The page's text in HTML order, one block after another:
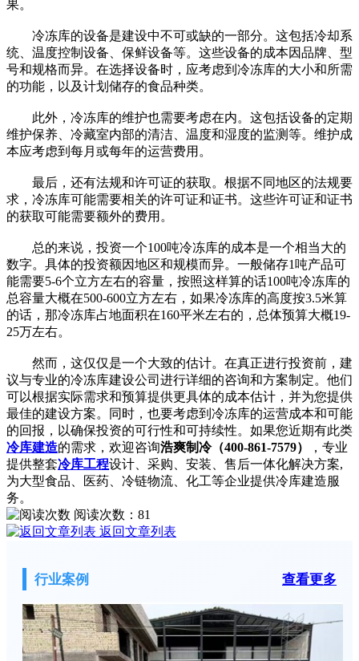
果。
冷冻库的设备是建设中不可或缺的一部分。这包括冷却系
统、温度控制设备、保鲜设备等。这些设备的成本因品牌、型
号和规格而异。在选择设备时，应考虑到冷冻库的大小和所需
的功能，以及计划储存的食品种类。
此外，冷冻库的维护也需要考虑在内。这包括设备的定期
维护保养、冷藏室内部的清洁、温度和湿度的监测等。维护成
本应考虑到每月或每年的运营费用。
最后，还有法规和许可证的获取。根据不同地区的法规要
求，冷冻库可能需要相关的许可证和证书。这些许可证和证书
的获取可能需要额外的费用。
总的来说，投资一个100吨冷冻库的成本是一个相当大的
数字。具体的投资额因地区和规模而异。一般储存1吨产品可
能需要5-6个立方左右的容量，按照这样算的话100吨冷冻库的
总容量大概在500-600立方左右，如果冷冻库的高度按3.5米算
的话，那冷冻库占地面积在160平米左右的，总体预算大概19-
25万左右。
然而，这仅仅是一个大致的估计。在真正进行投资前，建
议与专业的冷冻库建设公司进行详细的咨询和方案制定。他们
可以根据实际需求和预算提供更具体的成本估计，并为您提供
最佳的建设方案。同时，也要考虑到冷冻库的运营成本和可能
的回报，以确保投资的可行性和可持续性。 如果您近期有此类
冷库建造的需求，欢迎咨询浩爽制冷（400-861-7579）
，专业
提供整套冷库工程设计、采购、安装、售后一体化解决方案,
为大型食品、医药、冷链物流、化工等企业提供冷库建造服
务。
阅读次数： 81
返回文章列表
行业案例 查看更多